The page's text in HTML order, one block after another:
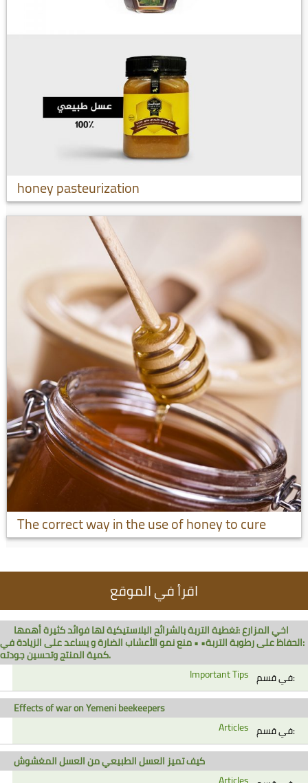
honey pasteurization
The correct way in the use of honey to cure
اقرأ في الموقع
اخي المزارع :تغطية التربة بالشرائح البلاستيكية لها فوائد كثيرة أهمها
:الحفاظ على رطوبة التربة• • منع نمو الأعشاب الضارة و يساعد على الزيادة في
كمية المنتج وتحسين جودته.
في قسم:
Important Tips
Effects of war on Yemeni beekeepers
في قسم:
Articles
كيف تميز العسل الطبيعي من العسل المغشوش